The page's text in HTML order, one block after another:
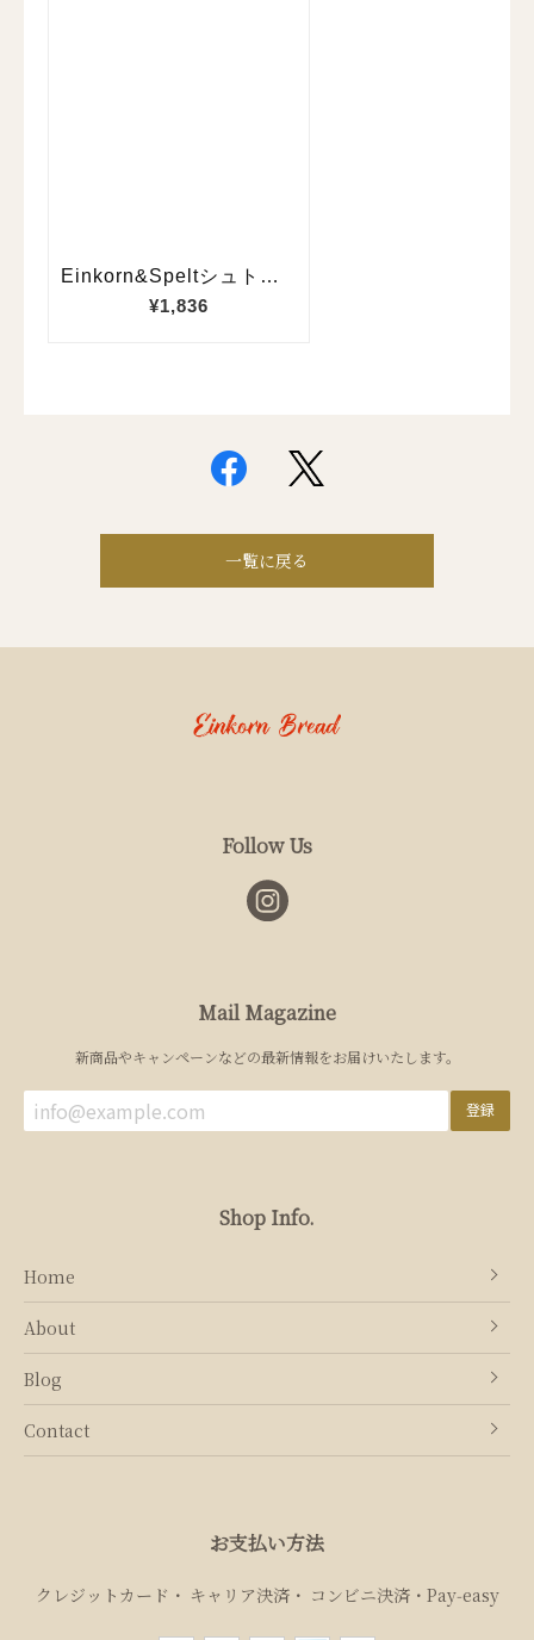
一覧に戻る
Follow Us
Mail Magazine
新商品やキャンペーンなどの最新情報をお届けいたします。
登録
Shop Info.
Home
About
Blog
Contact
お支払い方法
クレジットカード キャリア決済 コンビニ決済・Pay‑easy